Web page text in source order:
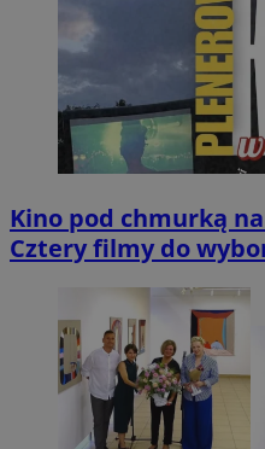
Kino pod chmurką
Cztery filmy do